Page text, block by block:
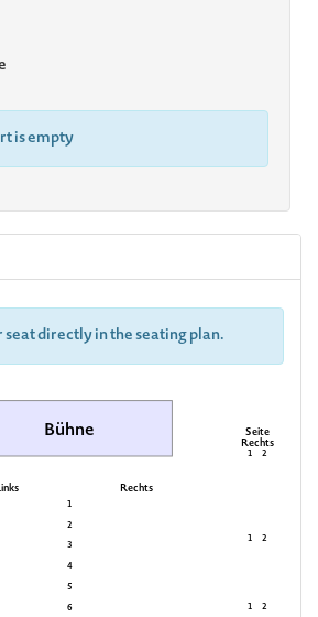
is empty
seat directly in the seating plan.
Bühne
Rechts
Seite
Rechts
1
2
3
4
5
6
1 2
1 2
1 2